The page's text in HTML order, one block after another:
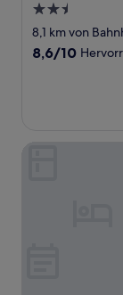
2.5-
Sterne-
Unterkunft
8,1 km von
8.6
8,6/10